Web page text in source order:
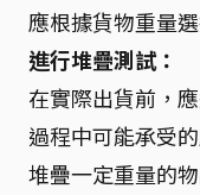
應根據貨物重量
進行堆疊測試：
在實際出貨前，
過程中可能承受
堆疊一定重量的